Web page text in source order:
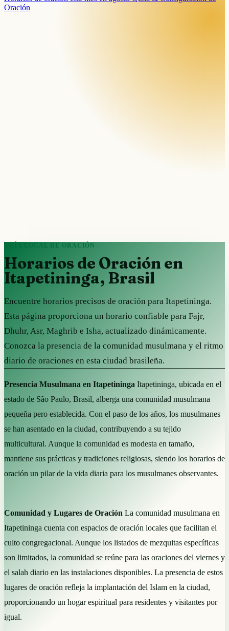
Oración
GUÍA LOCAL DE ORACIÓN
Horarios de Oración en
Itapetininga, Brasil
Encuentre horarios precisos de oración para Itapetininga.
Esta página proporciona un horario confiable para Fajr,
Dhuhr, Asr, Maghrib e Isha, actualizado dinámicamente.
Conozca la presencia de la comunidad musulmana y el ritmo
diario de oraciones en esta ciudad brasileña.
Presencia Musulmana en Itapetininga Itapetininga, ubicada en el
estado de São Paulo, Brasil, alberga una comunidad musulmana
pequeña pero establecida. Con el paso de los años, los musulmanes
se han asentado en la ciudad, contribuyendo a su tejido
multicultural. Aunque la comunidad es modesta en tamaño,
mantiene sus prácticas y tradiciones religiosas, siendo los horarios de
oración un pilar de la vida diaria para los musulmanes observantes.
Comunidad y Lugares de Oración La comunidad musulmana en
Itapetininga cuenta con espacios de oración locales que facilitan el
culto congregacional. Aunque los listados de mezquitas específicas
son limitados, la comunidad se reúne para las oraciones del viernes y
el salah diario en las instalaciones disponibles. La presencia de estos
lugares de oración refleja la implantación del Islam en la ciudad,
proporcionando un hogar espiritual para residentes y visitantes por
igual.